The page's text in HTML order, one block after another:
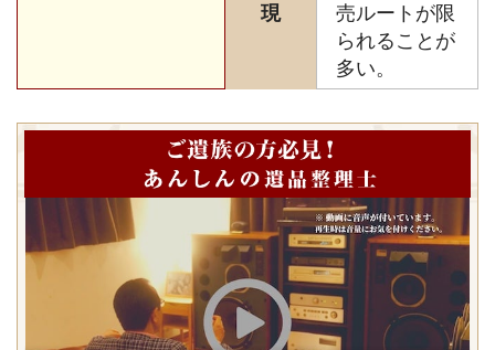
現
売ルートが限
られることが
多い。